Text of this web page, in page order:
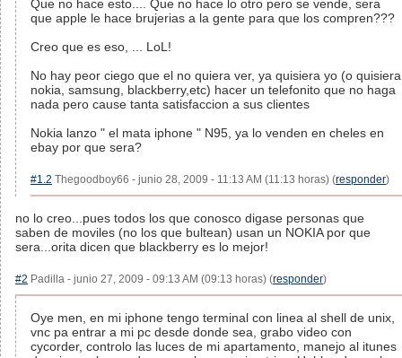
Que no hace esto.... Que no hace lo otro pero se vende, sera
que apple le hace brujerias a la gente para que los compren???
Creo que es eso, ... LoL!
No hay peor ciego que el no quiera ver, ya quisiera yo (o quisiera
nokia, samsung, blackberry,etc) hacer un telefonito que no haga
nada pero cause tanta satisfaccion a sus clientes
Nokia lanzo " el mata iphone " N95, ya lo venden en cheles en
ebay por que sera?
#1.2 Thegoodboy66 - junio 28, 2009 - 11:13 AM (11:13 horas) (responder)
no lo creo...pues todos los que conosco digase personas que
saben de moviles (no los que bultean) usan un NOKIA por que
sera...orita dicen que blackberry es lo mejor!
#2 Padilla - junio 27, 2009 - 09:13 AM (09:13 horas) (responder)
Oye men, en mi iphone tengo terminal con linea al shell de unix,
vnc pa entrar a mi pc desde donde sea, grabo video con
cycorder, controlo las luces de mi apartamento, manejo al itunes